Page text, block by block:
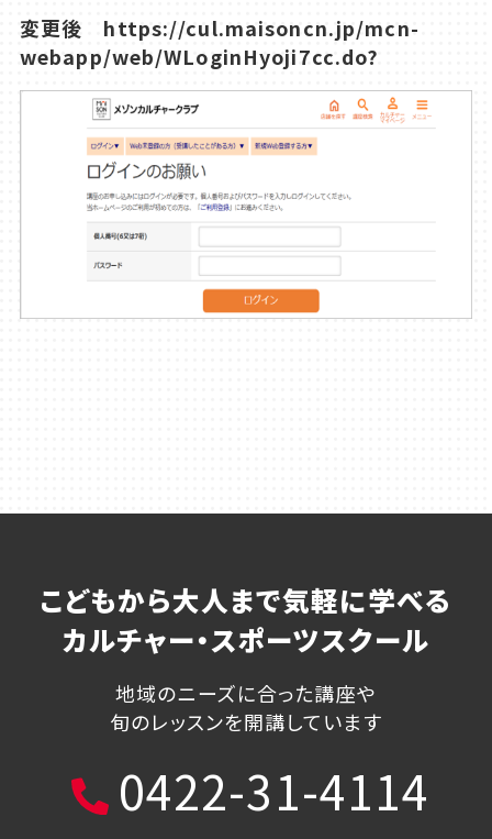
変更後 https://cul.maisoncn.jp/mcn-
webapp/web/WLoginHyoji7cc.do?
こどもから大人まで気軽に学べる
カルチャー・スポーツスクール
地域のニーズに合った講座や
旬のレッスンを開講しています
0422-31-4114